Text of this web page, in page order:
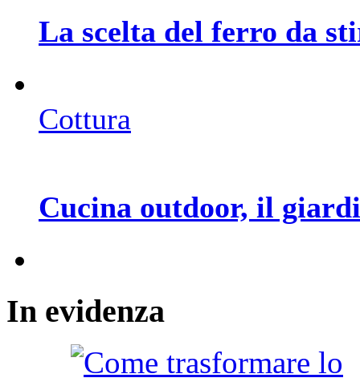
La scelta del ferro da
Cottura
Cucina outdoor, il
In evidenza